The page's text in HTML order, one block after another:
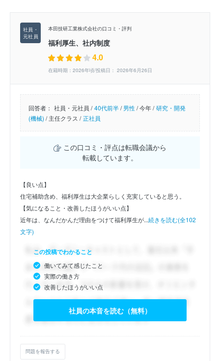
本田技研工業株式会社の口コミ・評判
福利厚生、社内制度
4.0
在籍時期：2026年頃/投稿日： 2026年6月26日
回答者： 社員・元社員 / 40代前半/男性/今年 / 研究・開発
(機械) /主任クラス / 正社員
この口コミ・評点は転職会議から
転載しています。
【良い点】
住宅補助含め、福利厚生は大企業らしく充実していると思う。
【気になること・改善したほうがいい点】
近年は、なんだかんだ理由をつけて福利厚生が...続きを読む(全102
文字)
この投稿でわかること
働いてみて感じたこと
実際の働き方
改善したほうがいい点
社員の本音を読む（無料）
問題を報告する